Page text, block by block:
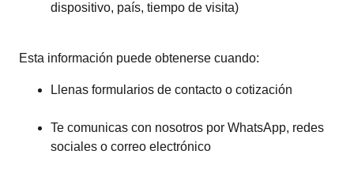
dispositivo, país, tiempo de visita)
Esta información puede obtenerse cuando:
Llenas formularios de contacto o cotización
Te comunicas con nosotros por WhatsApp, redes
sociales o correo electrónico